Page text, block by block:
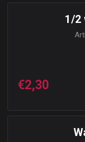
1/2
€2,30